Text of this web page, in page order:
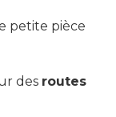
petite pièce
des routes